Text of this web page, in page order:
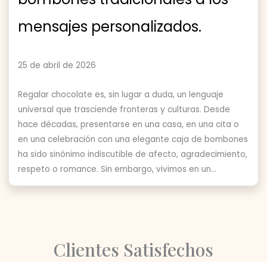
mensajes personalizados.
25 de abril de 2026
Regalar chocolate es, sin lugar a duda, un lenguaje
universal que trasciende fronteras y culturas. Desde
hace décadas, presentarse en una casa, en una cita o
en una celebración con una elegante caja de bombones
ha sido sinónimo indiscutible de afecto, agradecimiento,
respeto o romance. Sin embargo, vivimos en un...
Clientes Satisfechos